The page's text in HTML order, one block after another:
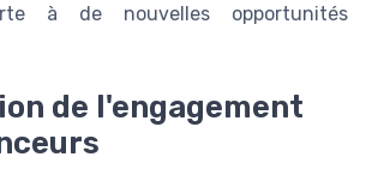
à de nouvelles opportunités
de l'engagement